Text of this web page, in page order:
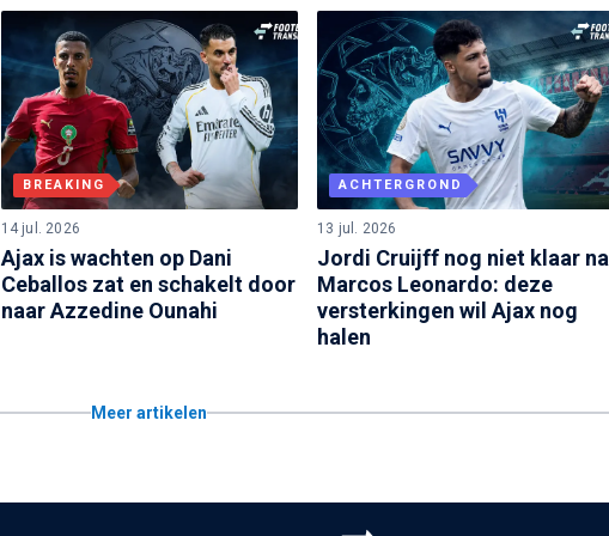
BREAKING
14 jul. 2026
Ajax is wachten op Dani
Ceballos zat en schakelt door
naar Azzedine Ounahi
ACHTERGROND
13 jul. 2026
Jordi Cruijff nog niet klaar na
Marcos Leonardo: deze
versterkingen wil Ajax nog
halen
Meer artikelen